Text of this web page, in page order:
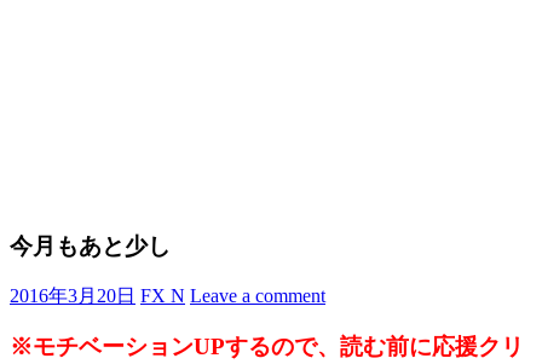
今月もあと少し
2016年3月20日 FX N Leave a comment
※モチベーションUPするので、読む前に応援クリ